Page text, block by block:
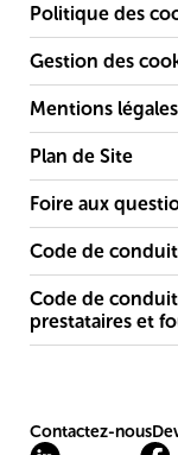
Politique des
Gestion des
Mentions légales
Plan de Site
Foire aux
Code de
Code de
prestataires et
Contactez-nous